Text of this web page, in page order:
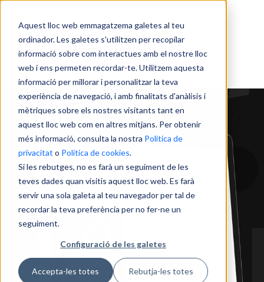
Aquest lloc web emmagatzema galetes al teu
ordinador. Les galetes s'utilitzen per recopilar
informació sobre com interactues amb el nostre lloc
web i ens permeten recordar-te. Utilitzem aquesta
informació per millorar i personalitzar la teva
experiència de navegació, i amb finalitats d'anàlisis i
mètriques sobre els nostres visitants tant en
aquest lloc web com en altres mitjans. Per obtenir
més informació, consulta la nostra Política de
privacitat o Política de cookies.
Si les rebutges, no es farà un seguiment de les
teves dades quan visitis aquest lloc web. Es farà
servir una sola galeta al teu navegador per tal de
recordar la teva preferència per no fer-ne un
seguiment.
Configuració de les galetes
Accepta-les totes Rebutja-les totes